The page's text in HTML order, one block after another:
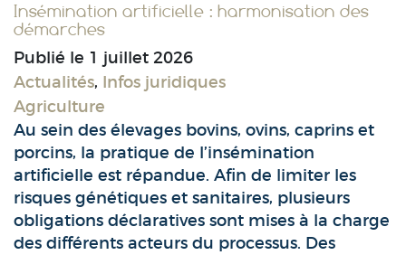
Insémination artificielle : harmonisation des
démarches
Publié le 1 juillet 2026
Actualités, Infos juridiques
Agriculture
Au sein des élevages bovins, ovins, caprins et
porcins, la pratique de l’insémination
artificielle est répandue. Afin de limiter les
risques génétiques et sanitaires, plusieurs
obligations déclaratives sont mises à la charge
des différents acteurs du processus. Des